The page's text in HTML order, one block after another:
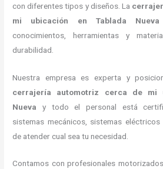
con diferentes tipos y diseños. La
mi ubicación en Tablada Nueva
conocimientos, herramientas y
durabilidad.
Nuestra empresa es experta y
cerrajería automotriz cerca de mi
Nueva y todo el personal está
sistemas mecánicos, sistemas
de atender cual sea tu necesidad.
Contamos con profesionales